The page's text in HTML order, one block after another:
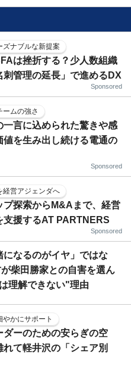
ズナブルな新提案
は挫折する？少人数組織
刺管理の延長」で進めるDX
Sponsored
ームの強さ
一言に込められた驚きや感
値を生み出し続ける電通の
Sponsored
経営アジェンダへ
プ探索からM&Aまで、経営
支援するAT PARTNERS
Sponsored
になるのがイヤ」ではな
柴田勝家との自害を選ん
理解できない"理由
かにサポート
ダーのための安らぎの空
て軽井沢の「シェア別